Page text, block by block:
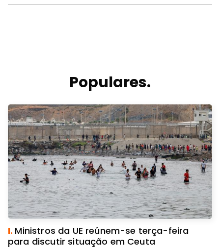
Populares.
I. Ministros da UE reúnem-se terça-feira
para discutir situação em Ceuta